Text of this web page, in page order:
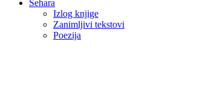
Sehara
Izlog knjige
Zanimljivi tekstovi
Poezija